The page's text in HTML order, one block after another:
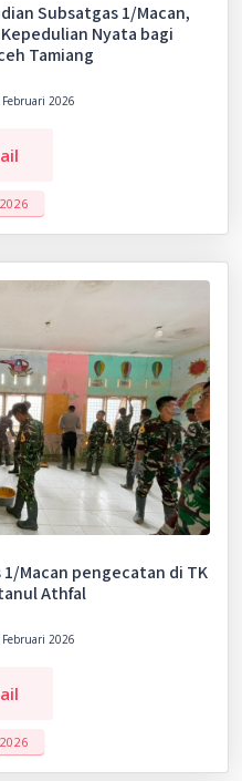
Subsatgas 1/Macan,
Nyata bagi
Tamiang
2026
Macan pengecatan di TK
Athfal
2026